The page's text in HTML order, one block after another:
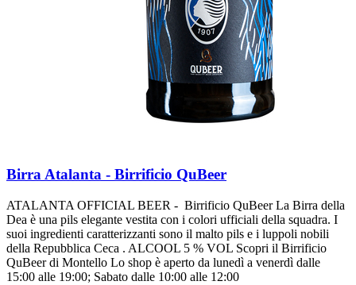
Birra Atalanta - Birrificio QuBeer
ATALANTA OFFICIAL BEER - Birrificio QuBeer La Birra della
Dea è una pils elegante vestita con i colori ufficiali della squadra. I
suoi ingredienti caratterizzanti sono il malto pils e i luppoli nobili
della Repubblica Ceca . ALCOOL 5 % VOL Scopri il Birrificio
QuBeer di Montello Lo shop è aperto da lunedì a venerdì dalle
15:00 alle 19:00; Sabato dalle 10:00 alle 12:00